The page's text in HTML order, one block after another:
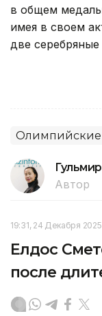
в общем
имея в своем
две
Автор
19:31, 24 Декабря 2025
Елдос
после